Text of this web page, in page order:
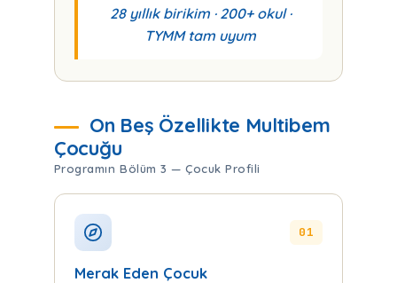
28 yıllık birikim · 200+ okul ·
TYMM tam uyum
On Beş Özellikte Multibem
Çocuğu
Programın Bölüm 3 — Çocuk Profili
01
Merak Eden Çocuk